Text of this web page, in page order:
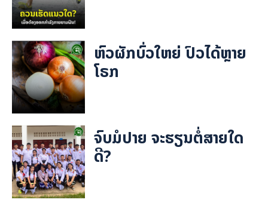
ຫົວຜັກບົ່ວໃຫຍ່ ປົວໄດ້ຫຼາຍ
ໂຣກ
ຈົບມໍປາຍ ຈະຮຽນຕໍ່ສາຍໃດ
ດີ?